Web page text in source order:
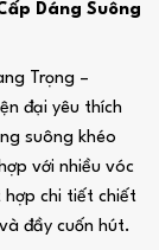
Dáng Suông
Trọng –
đại yêu thích
suông khéo
với nhiều vóc
hợp chi tiết chiết
đầy cuốn hút.